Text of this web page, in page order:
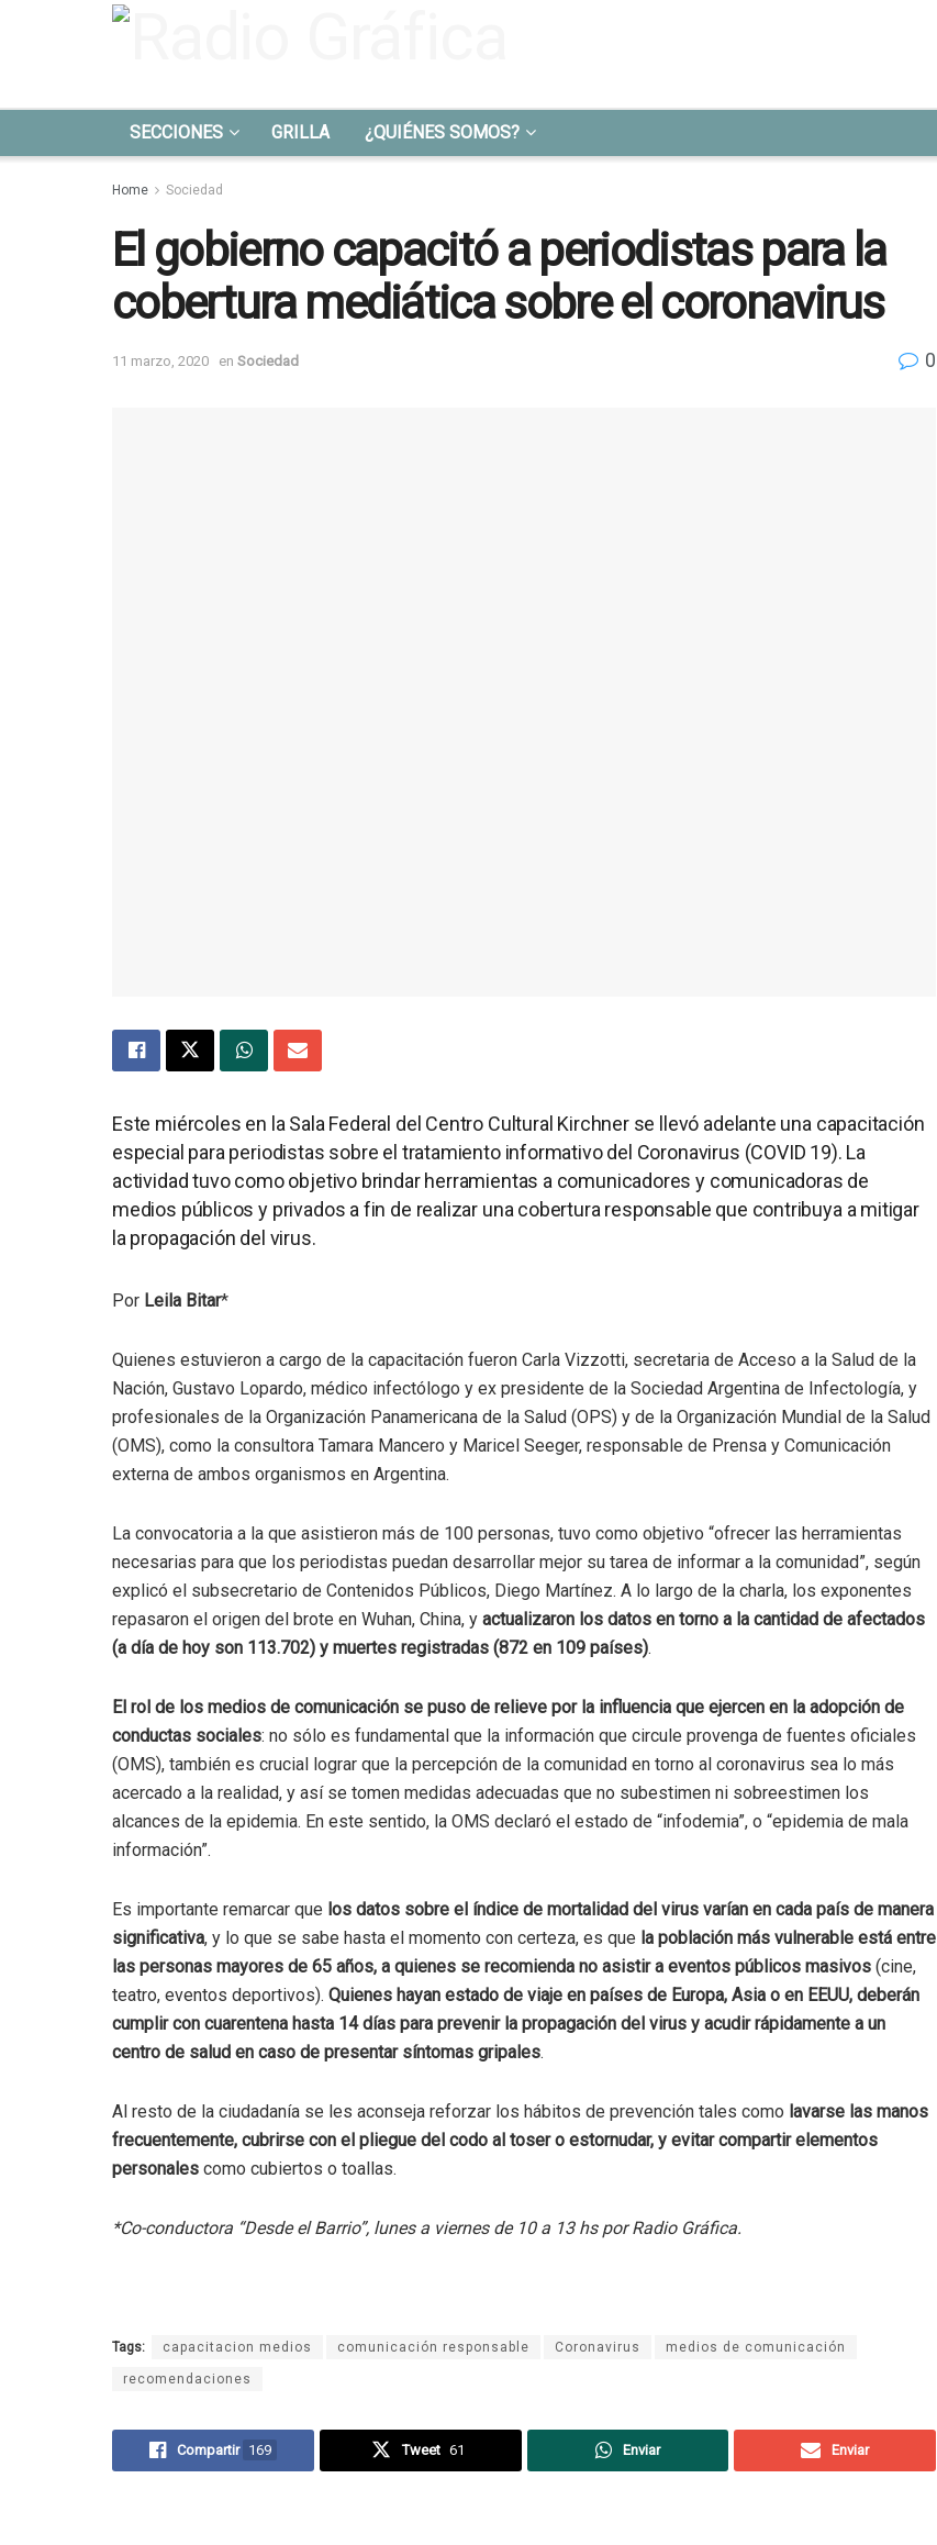
SECCIONES GRILLA ¿QUIÉNES SOMOS?
Home Sociedad
El gobierno capacitó a periodistas para la
cobertura mediática sobre el coronavirus
11 marzo, 2020 en Sociedad 0
Este miércoles en la Sala Federal del Centro Cultural Kirchner se llevó adelante una capacitación
especial para periodistas sobre el tratamiento informativo del Coronavirus (COVID 19). La
actividad tuvo como objetivo brindar herramientas a comunicadores y comunicadoras de
medios públicos y privados a fin de realizar una cobertura responsable que contribuya a mitigar
la propagación del virus.
Por Leila Bitar*
Quienes estuvieron a cargo de la capacitación fueron Carla Vizzotti, secretaria de Acceso a la Salud de la
Nación, Gustavo Lopardo, médico infectólogo y ex presidente de la Sociedad Argentina de Infectología, y
profesionales de la Organización Panamericana de la Salud (OPS) y de la Organización Mundial de la Salud
(OMS), como la consultora Tamara Mancero y Maricel Seeger, responsable de Prensa y Comunicación
externa de ambos organismos en Argentina.
La convocatoria a la que asistieron más de 100 personas, tuvo como objetivo “ofrecer las herramientas
necesarias para que los periodistas puedan desarrollar mejor su tarea de informar a la comunidad”, según
explicó el subsecretario de Contenidos Públicos, Diego Martínez. A lo largo de la charla, los exponentes
repasaron el origen del brote en Wuhan, China, y actualizaron los datos en torno a la cantidad de afectados
(a día de hoy son 113.702) y muertes registradas (872 en 109 países).
El rol de los medios de comunicación se puso de relieve por la influencia que ejercen en la adopción de
conductas sociales: no sólo es fundamental que la información que circule provenga de fuentes oficiales
(OMS), también es crucial lograr que la percepción de la comunidad en torno al coronavirus sea lo más
acercado a la realidad, y así se tomen medidas adecuadas que no subestimen ni sobreestimen los
alcances de la epidemia. En este sentido, la OMS declaró el estado de “infodemia”, o “epidemia de mala
información”.
Es importante remarcar que los datos sobre el índice de mortalidad del virus varían en cada país de manera
significativa, y lo que se sabe hasta el momento con certeza, es que la población más vulnerable está entre
las personas mayores de 65 años, a quienes se recomienda no asistir a eventos públicos masivos (cine,
teatro, eventos deportivos). Quienes hayan estado de viaje en países de Europa, Asia o en EEUU, deberán
cumplir con cuarentena hasta 14 días para prevenir la propagación del virus y acudir rápidamente a un
centro de salud en caso de presentar síntomas gripales.
Al resto de la ciudadanía se les aconseja reforzar los hábitos de prevención tales como lavarse las manos
frecuentemente, cubrirse con el pliegue del codo al toser o estornudar, y evitar compartir elementos
personales como cubiertos o toallas.
*Co-conductora “Desde el Barrio”, lunes a viernes de 10 a 13 hs por Radio Gráfica.
Tags: capacitacion medios comunicación responsable Coronavirus medios de comunicación
recomendaciones
Compartir 169 Tweet 61 Enviar Enviar